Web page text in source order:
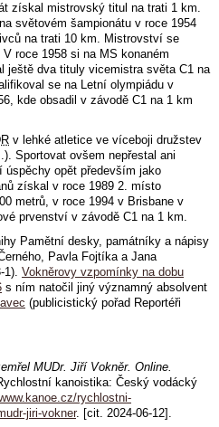
získal mistrovský titul na trati 1 km.
světovém šampionátu v roce 1954
na trati 10 km. Mistrovství se
roce 1958 si na MS konaném
ještě dva tituly vicemistra světa C1 na
se na Letní olympiádu v
kde obsadil v závodě C1 na 1 km
v lehké atletice ve víceboji družstev
Sportovat ovšem nepřestal ani
opět především jako
získal v roce 1989 2. místo
metrů, v roce 1994 v Brisbane v
prvenství v závodě C1 na 1 km.
Pamětní desky, památníky a nápisy
Pavla Fojtíka a Jana
1). Vokněrovy vzpomínky na dobu
s ním natočil jiný významný absolvent
(publicistický pořad Reportéři
MUDr. Jiří Vokněr. Online.
kanoistika: Český vodácký
rychlostni-
jiri-vokner. [cit. 2024-06-12].